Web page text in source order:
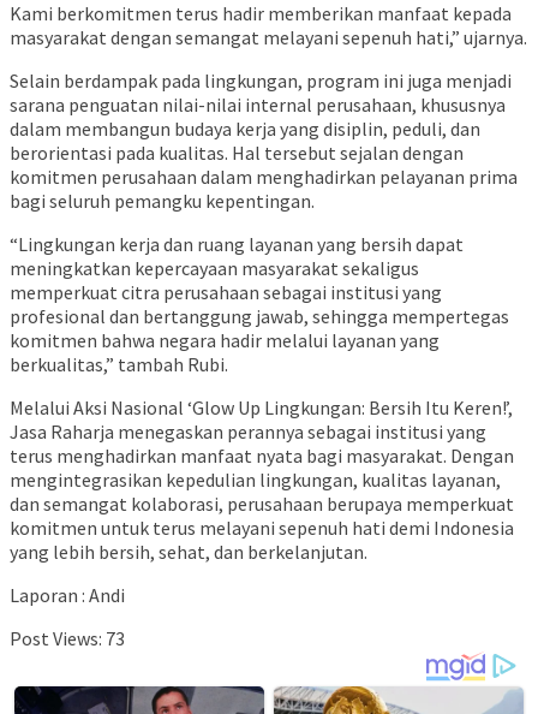
Kami berkomitmen terus hadir memberikan manfaat kepada
masyarakat dengan semangat melayani sepenuh hati,” ujarnya.
Selain berdampak pada lingkungan, program ini juga menjadi
sarana penguatan nilai-nilai internal perusahaan, khususnya
dalam membangun budaya kerja yang disiplin, peduli, dan
berorientasi pada kualitas. Hal tersebut sejalan dengan
komitmen perusahaan dalam menghadirkan pelayanan prima
bagi seluruh pemangku kepentingan.
“Lingkungan kerja dan ruang layanan yang bersih dapat
meningkatkan kepercayaan masyarakat sekaligus
memperkuat citra perusahaan sebagai institusi yang
profesional dan bertanggung jawab, sehingga mempertegas
komitmen bahwa negara hadir melalui layanan yang
berkualitas,” tambah Rubi.
Melalui Aksi Nasional ‘Glow Up Lingkungan: Bersih Itu Keren!’,
Jasa Raharja menegaskan perannya sebagai institusi yang
terus menghadirkan manfaat nyata bagi masyarakat. Dengan
mengintegrasikan kepedulian lingkungan, kualitas layanan,
dan semangat kolaborasi, perusahaan berupaya memperkuat
komitmen untuk terus melayani sepenuh hati demi Indonesia
yang lebih bersih, sehat, dan berkelanjutan.
Laporan : Andi
Post Views: 73